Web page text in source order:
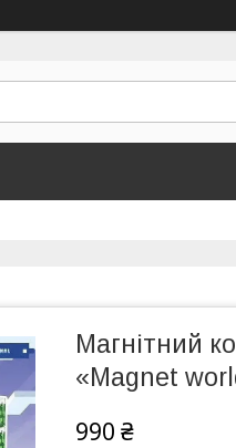
Магнітний
«Magnet
990 ₴